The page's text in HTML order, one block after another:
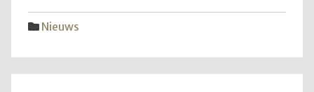
Nieuws